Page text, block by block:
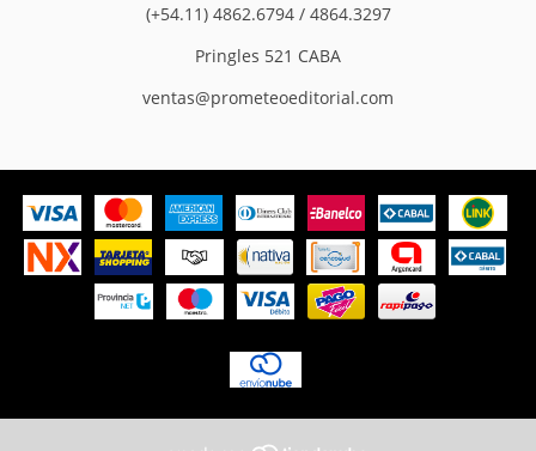
(+54.11) 4862.6794 / 4864.3297
Pringles 521 CABA
ventas@prometeoeditorial.com